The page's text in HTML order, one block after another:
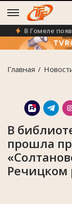
В Гомеле
Главная
В
прошла
Речицком